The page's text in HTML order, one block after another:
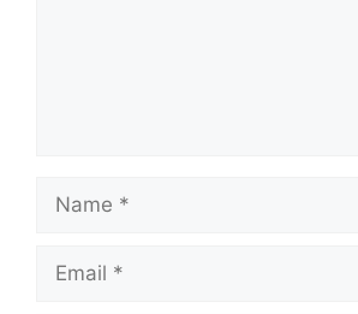
Name
Email